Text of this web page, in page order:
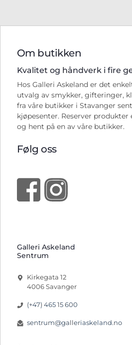
Om butikken
Kvalitet og håndverk i fire
Hos Galleri Askeland er det
utvalg av smykker, gifteringer,
fra våre butikker i Stavanger
kjøpesenter. Reserver
og hent på en av våre butikker.
Følg oss
Galleri Askeland
Sentrum
Kirkegata 12
4006 Savanger
(+47) 465 15 600
sentrum@galleriaskeland.no